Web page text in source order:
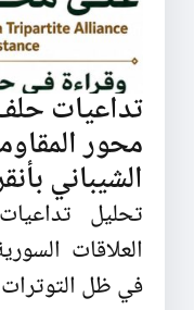
تداعيات
محور
الشيباني
تحليل
العلاقات
في ظل التوترات